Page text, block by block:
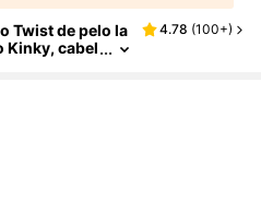
Twist de pelo la
Kinky, cabel
4.78 (100+)